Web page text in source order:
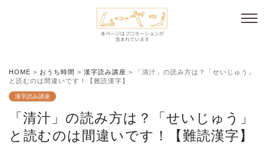
HOME > おうち時間 > 漢字読み講座 >
「清汁」の読み方は？「せいじゅう」
と読むのは間違いです！【難読漢字】
漢字読み講座
「清汁」の読み方は？「せいじゅう」
と読むのは間違いです！【難読漢字】